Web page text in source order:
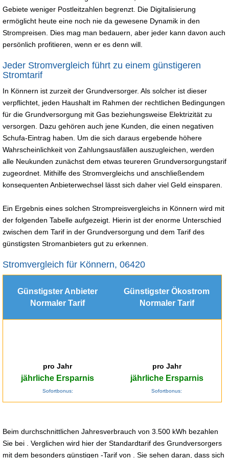
Gebiete weniger Postleitzahlen begrenzt. Die Digitalisierung
ermöglicht heute eine noch nie da gewesene Dynamik in den
Strompreisen. Dies mag man bedauern, aber jeder kann davon auch
persönlich profitieren, wenn er es denn will.
Jeder Stromvergleich führt zu einem günstigeren
Stromtarif
In Könnern ist zurzeit der Grundversorger. Als solcher ist dieser
verpflichtet, jeden Haushalt im Rahmen der rechtlichen Bedingungen
für die Grundversorgung mit Gas beziehungsweise Elektrizität zu
versorgen. Dazu gehören auch jene Kunden, die einen negativen
Schufa-Eintrag haben. Um die sich daraus ergebende höhere
Wahrscheinlichkeit von Zahlungsausfällen auszugleichen, werden
alle Neukunden zunächst dem etwas teureren Grundversorgungstarif
zugeordnet. Mithilfe des Stromvergleichs und anschließendem
konsequenten Anbieterwechsel lässt sich daher viel Geld einsparen.
Ein Ergebnis eines solchen Strompreisvergleichs in Könnern wird mit
der folgenden Tabelle aufgezeigt. Hierin ist der enorme Unterschied
zwischen dem Tarif in der Grundversorgung und dem Tarif des
günstigsten Stromanbieters gut zu erkennen.
Stromvergleich für Könnern, 06420
Günstigster Anbieter
Normaler Tarif
Günstigster Ökostrom
Normaler Tarif
pro Jahr
jährliche Ersparnis
Sofortbonus:
pro Jahr
jährliche Ersparnis
Sofortbonus:
Beim durchschnittlichen Jahresverbrauch von 3.500 kWh bezahlen
Sie bei . Verglichen wird hier der Standardtarif des Grundversorgers
mit dem besonders günstigen -Tarif von . Sie sehen daran, dass sich